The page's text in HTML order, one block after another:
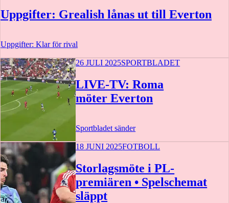
Uppgifter: Grealish lånas ut till Everton
Uppgifter: Klar för rival
2 t 7 m
26 JULI 2025SPORTBLADET
LIVE-TV: Roma
möter Everton
Sportbladet sänder
18 JUNI 2025FOTBOLL
Storlagsmöte i PL-
premiären • Spelschemat
släppt